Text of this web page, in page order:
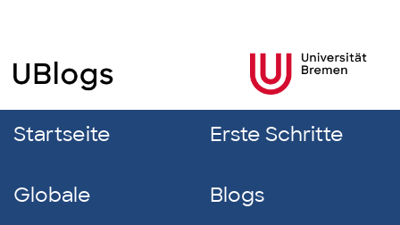
Startseite Erste Schritte
Globale
Blogs